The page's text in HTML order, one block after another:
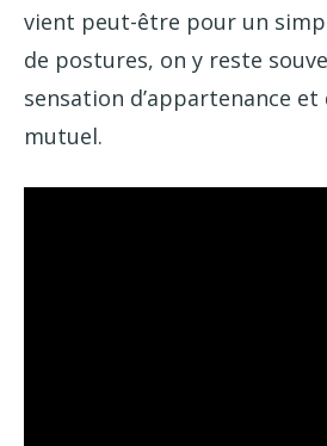
vient peut-être pour un
de postures, on y reste
sensation d’appartenance
mutuel.